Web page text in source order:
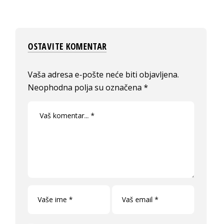
OSTAVITE KOMENTAR
Vaša adresa e-pošte neće biti objavljena.
Neophodna polja su označena*